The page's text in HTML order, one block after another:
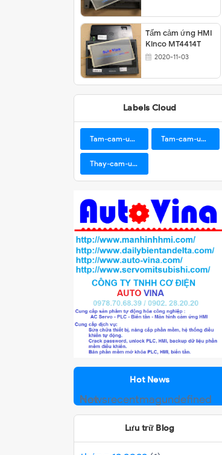
Tấm cảm ứng HMI
Kinco MT4414T
2020-11-03
Labels Cloud
Tam-cam-ung-BUHLER Tam-cam-ung-Samkoon
Thay-cam-ung-man-hinh
Hot News
Hot Newsrecentmagundefined
Lưu trữ Blog